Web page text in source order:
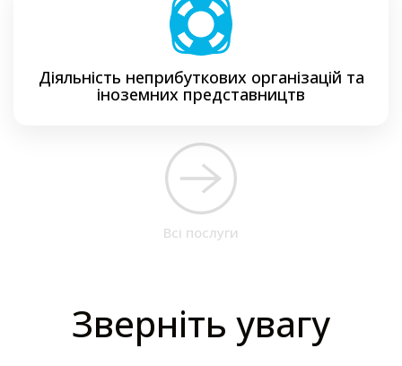
Діяльність неприбуткових організацій та
іноземних представництв
Всі послуги
Зверніть увагу